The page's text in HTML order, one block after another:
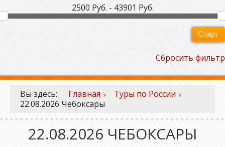
2500 Руб. - 43901 Руб.
Старт
Сбросить фильтр
Вы здесь: Главная
Туры по России
22.08.2026 Чебоксары
22.08.2026 ЧЕБОКСАРЫ